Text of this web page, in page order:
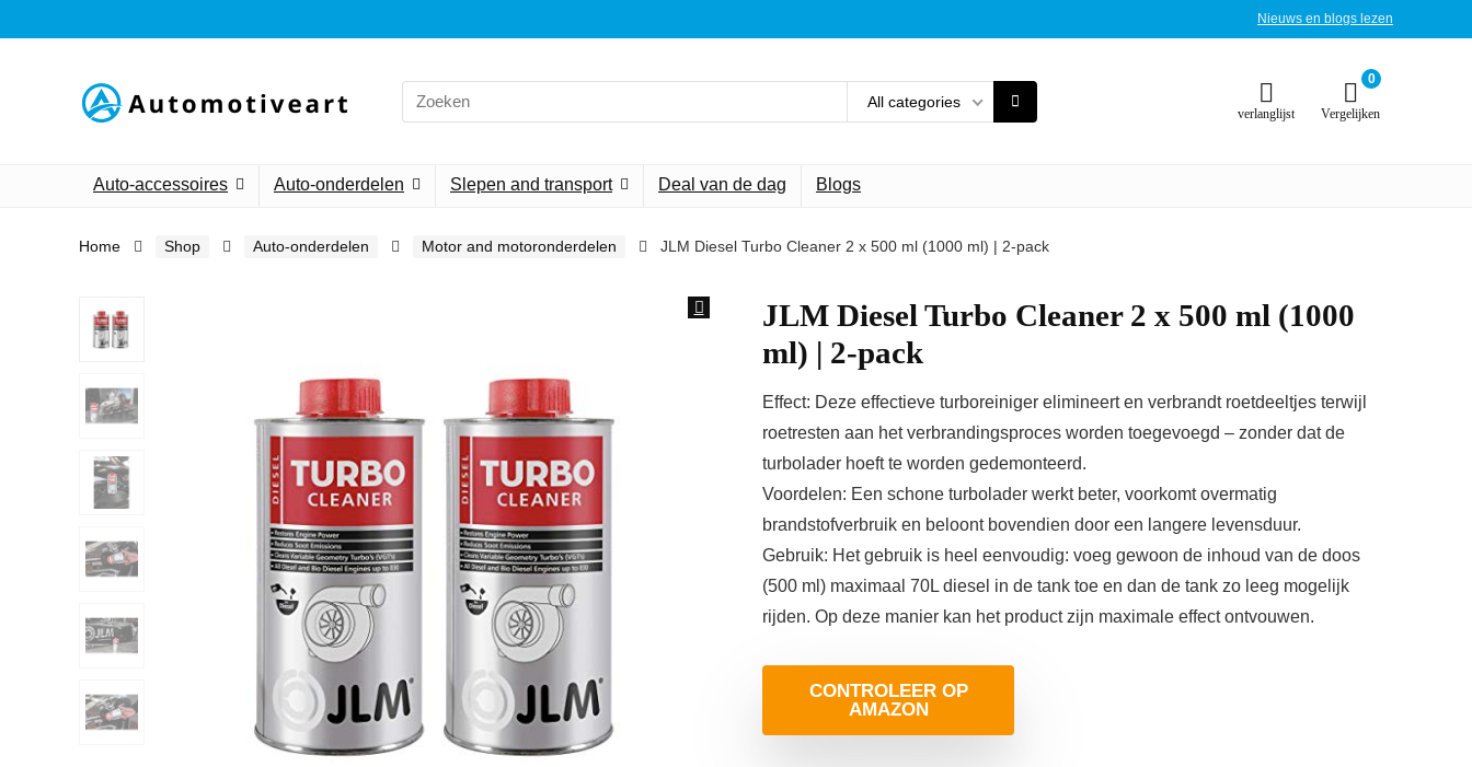
Nieuws en blogs lezen
Search
for:
All categories
verlanglijst
0
Vergelijken
Auto-accessoires Auto-onderdelen Slepen and transport Deal van de dag Blogs
Home Shop Auto-onderdelen Motor and motoronderdelen JLM Diesel Turbo Cleaner 2 x 500 ml (1000 ml) | 2-pack
JLM Diesel Turbo Cleaner 2 x 500 ml (1000
ml) | 2-pack
Effect: Deze effectieve turboreiniger elimineert en verbrandt roetdeeltjes terwijl
roetresten aan het verbrandingsproces worden toegevoegd – zonder dat de
turbolader hoeft te worden gedemonteerd.
Voordelen: Een schone turbolader werkt beter, voorkomt overmatig
brandstofverbruik en beloont bovendien door een langere levensduur.
Gebruik: Het gebruik is heel eenvoudig: voeg gewoon de inhoud van de doos
(500 ml) maximaal 70L diesel in de tank toe en dan de tank zo leeg mogelijk
rijden. Op deze manier kan het product zijn maximale effect ontvouwen.
CONTROLEER OP
AMAZON